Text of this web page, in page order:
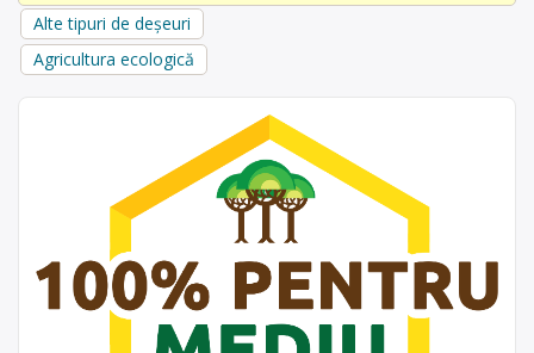
Alte tipuri de deșeuri
Agricultura ecologică